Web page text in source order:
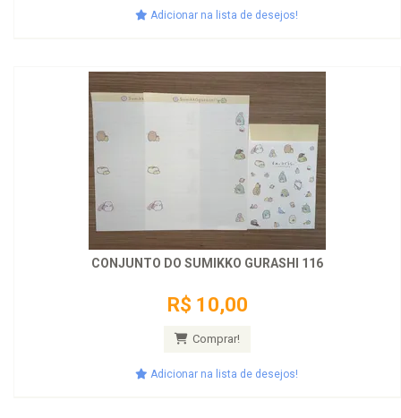
Adicionar na lista de desejos!
CONJUNTO DO SUMIKKO GURASHI 116
R$ 10,00
Comprar!
Adicionar na lista de desejos!